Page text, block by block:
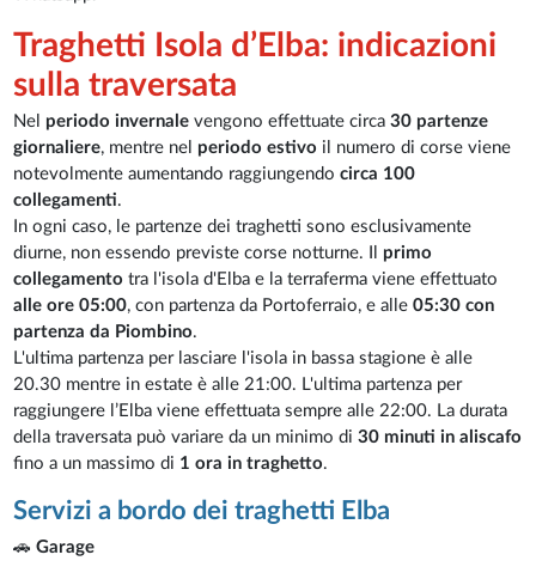
Traghetti Isola d’Elba: indicazioni
sulla traversata
Nel periodo invernale vengono effettuate circa30 partenze
giornaliere, mentre nel periodo estivo il numero di corse viene
notevolmente aumentando raggiungendocirca 100
collegamenti.
In ogni caso, le partenze dei traghetti sono esclusivamente
diurne, non essendo previste corse notturne. Il primo
collegamento tra l'isola d'Elba e la terraferma viene effettuato
alle ore 05:00, con partenza da Portoferraio, e alle05:30 con
partenza da Piombino.
L'ultima partenza per lasciare l'isola in bassa stagione è alle
20.30 mentre in estate è alle 21:00. L'ultima partenza per
raggiungere l’Elba viene effettuata sempre alle 22:00. La durata
della traversata può variare da un minimo di30 minuti in aliscafo
fino a un massimo di 1 ora in traghetto.
Servizi a bordo dei traghetti Elba
🚗Garage